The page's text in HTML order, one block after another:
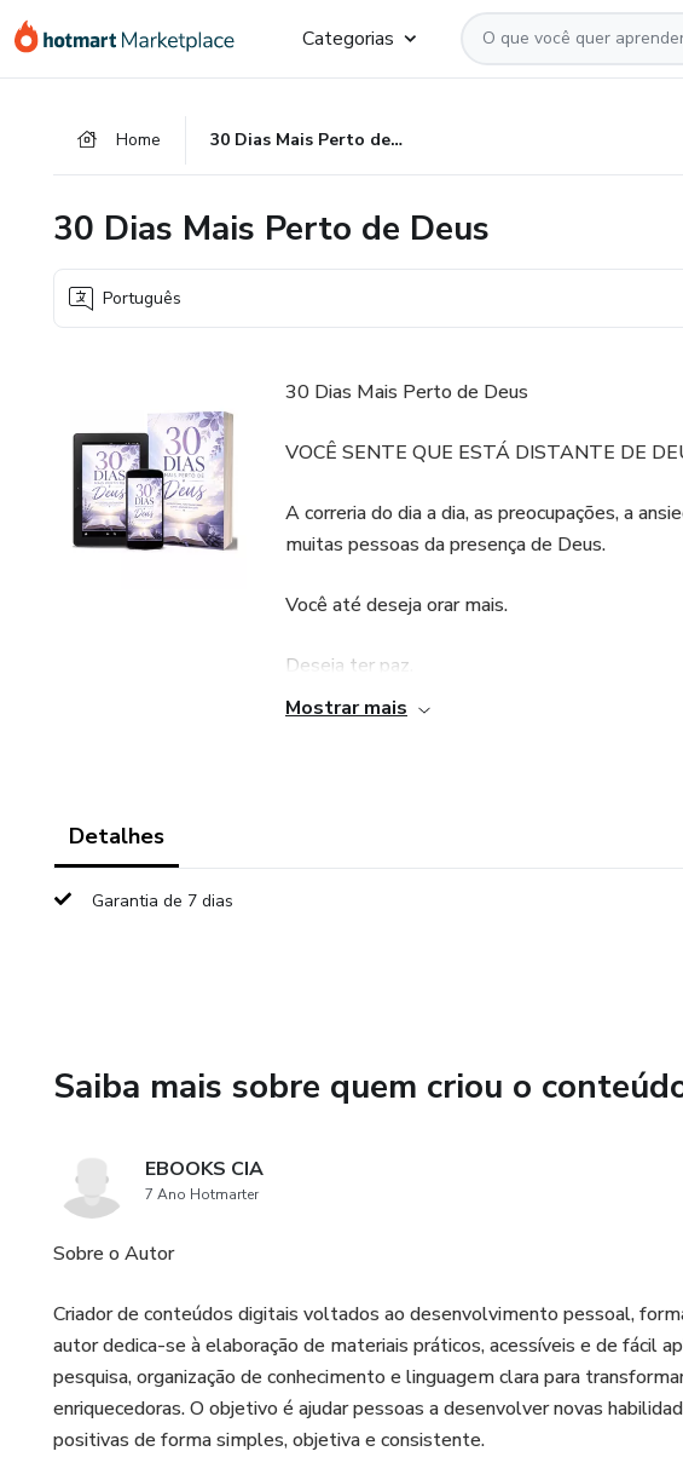
para
para
para
Categorias
Home 30 Dias Mais Perto de Deus
30 Dias Mais Perto de Deus
Português
30 Dias Mais Perto de Deus
VOCÊ SENTE QUE ESTÁ DISTANTE DE
A correria do dia a dia, as preocupações, a
muitas pessoas da presença de Deus.
Você até deseja orar mais.
Deseja ter paz.
O QUE VOCÊ VAI CONQUISTAR?
✔ Mais intimidade com Deus
✔ Menos ansiedade e preocupação
Mostrar mais
Detalhes
Garantia de 7 dias
Saiba mais sobre quem criou o
EBOOKS CIA
7 Ano Hotmarter
Sobre o Autor
Criador de conteúdos digitais voltados ao desenvolvimento pessoal,
autor dedica-se à elaboração de materiais práticos, acessíveis e de fácil
pesquisa, organização de conhecimento e linguagem clara para
enriquecedoras. O objetivo é ajudar pessoas a desenvolver novas
positivas de forma simples, objetiva e consistente.